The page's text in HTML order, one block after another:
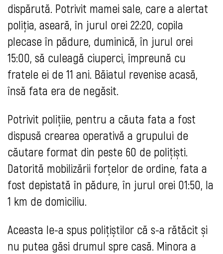
dispărută. Potrivit mamei sale, care a alertat
poliția, aseară, în jurul orei 22:20, copila
plecase în pădure, duminică, în jurul orei
15:00, să culeagă ciuperci, împreună cu
fratele ei de 11 ani. Băiatul revenise acasă,
însă fata era de negăsit.
Potrivit polițiie, pentru a căuta fata a fost
dispusă crearea operativă a grupului de
căutare format din peste 60 de polițiști.
Datorită mobilizării forțelor de ordine, fata a
fost depistată în pădure, în jurul orei 01:50, la
1 km de domiciliu.
Aceasta le-a spus polițiștilor că s-a rătăcit și
nu putea găsi drumul spre casă. Minora a